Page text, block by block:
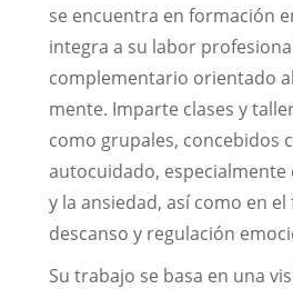
se encuentra en formación
integra a su labor
complementario orientado
mente. Imparte clases y
como grupales, concebidos
autocuidado, especialmente
y la ansiedad, así como en
descanso y regulación
Su trabajo se basa en una